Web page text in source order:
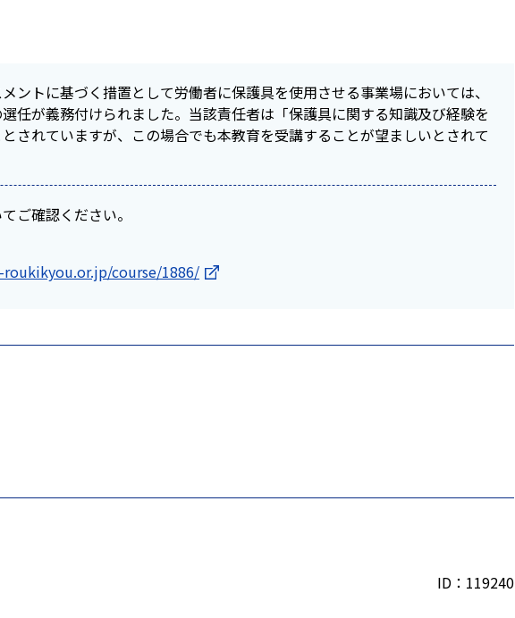
ントに基づく措置として労働者に保護具を使用させる事業場においては、
選任が義務付けられました。当該責任者は「保護具に関する知識及び経験を
されていますが、この場合でも本教育を受講することが望ましいとされて
ご確認ください。
course/1886/
ID：119240